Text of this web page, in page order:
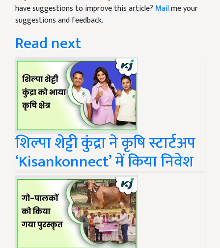
have suggestions to improve this article? Mailme your
suggestions and feedback.
Read next
शिल्पा शेट्टी कुंद्रा ने कृषि स्टार्टअप
‘Kisankonnect’ में किया निवेश